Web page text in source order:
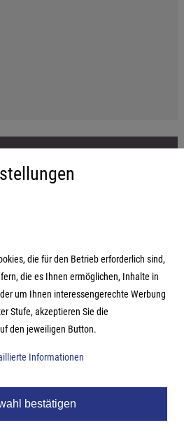
KG
5
die für den Betrieb erforderlich sind,
die es Ihnen ermöglichen, Inhalte in
um Ihnen interessengerechte Werbung
Stufe, akzeptieren Sie die
den jeweiligen Button.
Informationen
bestätigen